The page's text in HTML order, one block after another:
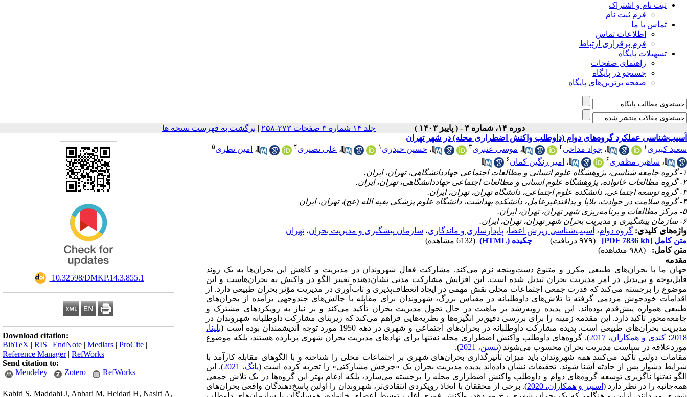
ثبت نام و اشتراک
فرم ثبت نام
تماس با ما
اطلاعات تماس
فرم برقراری ارتباط
تسهیلات پایگاه
راهنمای صفحات
جستجو در پایگاه
صفحه برترین‌های پایگاه
دوره ۱۴، شماره ۳ - ( پاییز ۱۴۰۳ ) جلد ۱۴ شماره ۳ صفحات ۲۷۳-۲۵۸ | برگشت به فهرست نسخه ها
‎ 10.32598/DMKP.14.3.855.1
Download citation:
BibTeX | RIS | EndNote | Medlars | ProCite |
Reference Manager| RefWorks
Send citation to:
Mendeley
Zotero RefWorks
Kabiri S, Maddahi J, Anbari M, Heidari H, Nasiri A,
‫آسیب‌شناسی عملکرد گروه‌های دوام (داوطلب واکنش اضطراری محله) در شهر تهران‬‬‬‬‬‬
سعید کبیری ۱ ، جواد مداحی۲ ، موسی عنبری۳ ، حسین حیدری ۱ ، علی نصیری۴ ، امین نظری۵
، شاهین مظفری۶ ، امیر رنگین کمان۶
۱- گروه جامعه شناسی، پژوهشگاه علوم انسانی و مطالعات اجتماعی جهاددانشگاهی، تهران، ایران.
۲- گروه مطالعات خانواده، پژوهشگاه علوم انسانی و مطالعات اجتماعی جهاددانشگاهی، تهران، ایران.
۳- گروه توسعه اجتماعی، دانشکده علوم اجتماعی، دانشگاه تهران، تهران، ایران.
۴- گروه سلامت در حوادث، بلایا و پدافندغیرعامل، دانشکده بهداشت، دانشگاه علوم پزشکی بقیه الله (عج)، تهران، ایران
۵- مرکز مطالعات و برنامه‌ریزی شهر تهران، تهران، ایران.
۶- سازمان پیشگیری و مدیریت بحران شهر تهران، تهران، ایران.
واژه‌های کلیدی: گروه دوام، آسیب‌شناسی ریزش اعضا، پایدارسازی و ماندگاری، سازمان پیشگیری و مدیریت بحران، تهران
متن کامل [PDF 7836 kb] (۹۷۹ دریافت) | چکیده (HTML)
(6132 مشاهده)
متن کامل:
(۹۸۸ مشاهده)
مقدمه
جهان ما با بحران‌های طبیعی مکرر و متنوع دست‌و‌پنجه نرم می‌کند. مشارکت فعال شهروندان در مدیریت و کاهش این بحران‌ها به یک روند
قابل‌توجه و بی‌بدیل در امر مدیریت بحران تبدیل شده است. این افزایش مشارکت مدنی نشان‌دهنده تغییر الگو در واکنش به بحران‌هاست و این
موضوع را برجسته می‌کند که قدرت جمعی اجتماعات محلی نقش مهمی در ایجاد انعطاف‌پذیری و تاب‌آوری در مدیریت مؤثر بحران طبیعی دارد. از
اقدامات خودجوش مردمی گرفته تا تلاش‌های داوطلبانه در مقیاس بزرگ، شهروندان برای مقابله با چالش‌های چندوجهی برآمده از بحران‌های
طبیعی همواره پیش‌قدم بوده‌اند. این پدیده رو‌به‌رشد بر ماهیت در حال تحول مدیریت بحران تأکید می‌کند و بر نیاز به رویکردهای مشترک و
جامعه‌محور تأکید دارد. این مقدمه زمینه را برای بررسی دقیق‌تر انگیزه‌ها و نظریه‌هایی فراهم می‌کند که زیربنای مشارکت داوطلبانه شهروندان در
مدیریت بحران‌های طبیعی است. پدیده مشارکت داوطلبانه در بحران‌های اجتماعی و شهری در دهه 1950 مورد توجه اندیشمندان بوده است (
بلینا،
2018؛کندی و همکاران، 2017
). گروه‌های داوطلب واکنش اضطراری محله نه‌تنها برای نهادهای مدیریت بحران شهری پربازده هستند، بلکه موضوع
موردعلاقه در سیاست مدیریت بحران محسوب می‌‌شوند (نیسن، 2021
).
مقامات دولتی تأکید می‌کنند همه شهروندان باید میزان تأثیرگذاری بحران‌های شهری بر اجتماعات محلی را شناخته و با الگوهای مقابله کارآمد با
شرایط دشوار پس از حادثه آشنا شوند. تحقیقات نشان داده‌اند پدیده مدیریت بحران یک «چرخش مشارکتی» را تجربه کرده است (یانگ، 2021
). این
الگو نه‌تنها ناگزیری توسعه گروه‌های دوام و داوطلب واکنش اضطراری محله را برجسته می‌سازد، بلکه ادغام بهتر این گروه‌ها در یک تلاش جمعی
همه‌جانبه را در نظر دارد ( اسپیر و همکاران، 2020
). برخی از محققان با اتخاذ رویکردی انتقادی‌تر، شهروندان را اولین پاسخ‌دهندگان واقعی بحران‌های